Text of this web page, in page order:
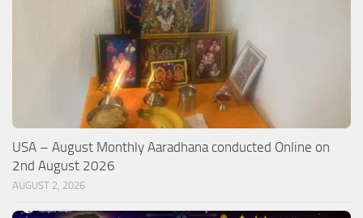
USA – August Monthly Aaradhana conducted Online on
2nd August 2026
AUGUST 2, 2026